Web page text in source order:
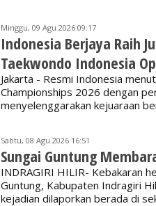
Minggu, 09 Agu 2026 09:17
Indonesia Berjaya Raih
Taekwondo Indonesia
Jakarta - Resmi Indonesia
Championships 2026 dengan
menyelenggarakan kejuaraan
Sabtu, 08 Agu 2026 16:51
Sungai Guntung
INDRAGIRI HILIR- Kebakaran
Guntung, Kabupaten Indragiri
kejadian dilaporkan berada di